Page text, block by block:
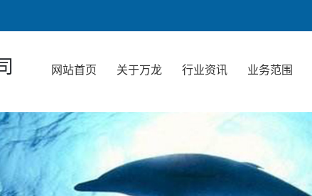
网站首页 关于万龙 行业资讯 业务范围